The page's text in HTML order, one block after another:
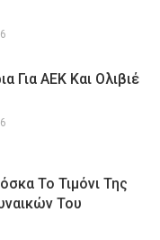
Για ΑΕΚ Και Oλιβιέ
Το Τιμόνι Της
Του